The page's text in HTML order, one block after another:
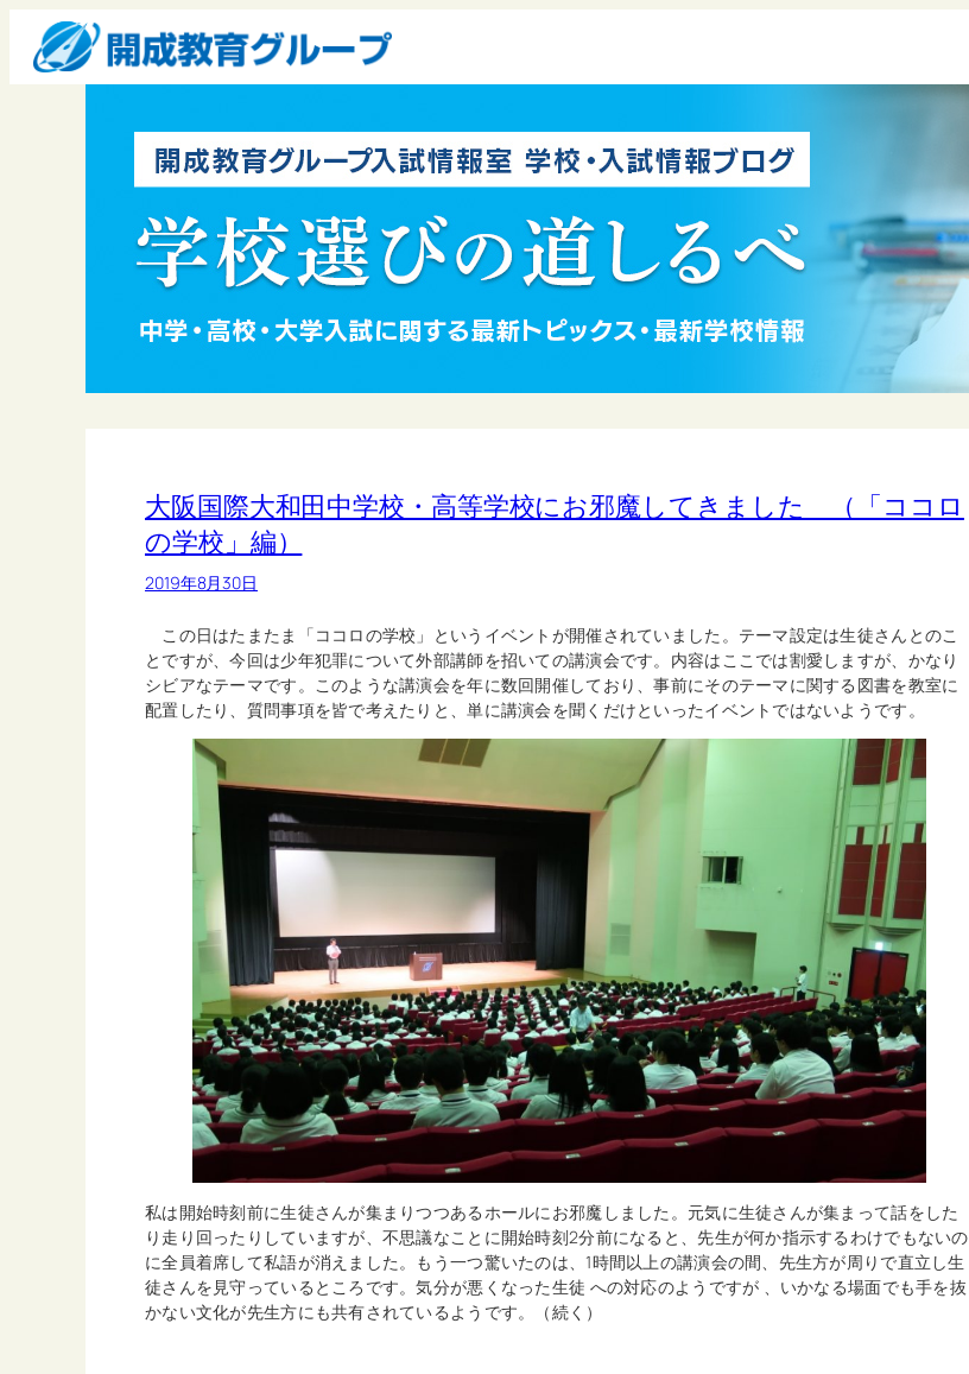
大阪国際大和田中学校・高等学校にお邪魔してきました （「ココロ
の学校」編）
2019年8月30日
この日はたまたま「ココロの学校」というイベントが開催されていました。テーマ設定は生徒さんとのこ
とですが、今回は少年犯罪について外部講師を招いての講演会です。内容はここでは割愛しますが、かなり
シビアなテーマです。このような講演会を年に数回開催しており、事前にそのテーマに関する図書を教室に
配置したり、質問事項を皆で考えたりと、単に講演会を聞くだけといったイベントではないようです。
私は開始時刻前に生徒さんが集まりつつあるホールにお邪魔しました。元気に生徒さんが集まって話をした
り走り回ったりしていますが、不思議なことに開始時刻2分前になると、先生が何か指示するわけでもないの
に全員着席して私語が消えました。もう一つ驚いたのは、1時間以上の講演会の間、先生方が周りで直立し生
徒さんを見守っているところです。気分が悪くなった生徒 への対応のようですが 、いかなる場面でも手を抜
かない文化が先生方にも共有されているようです。（続く）